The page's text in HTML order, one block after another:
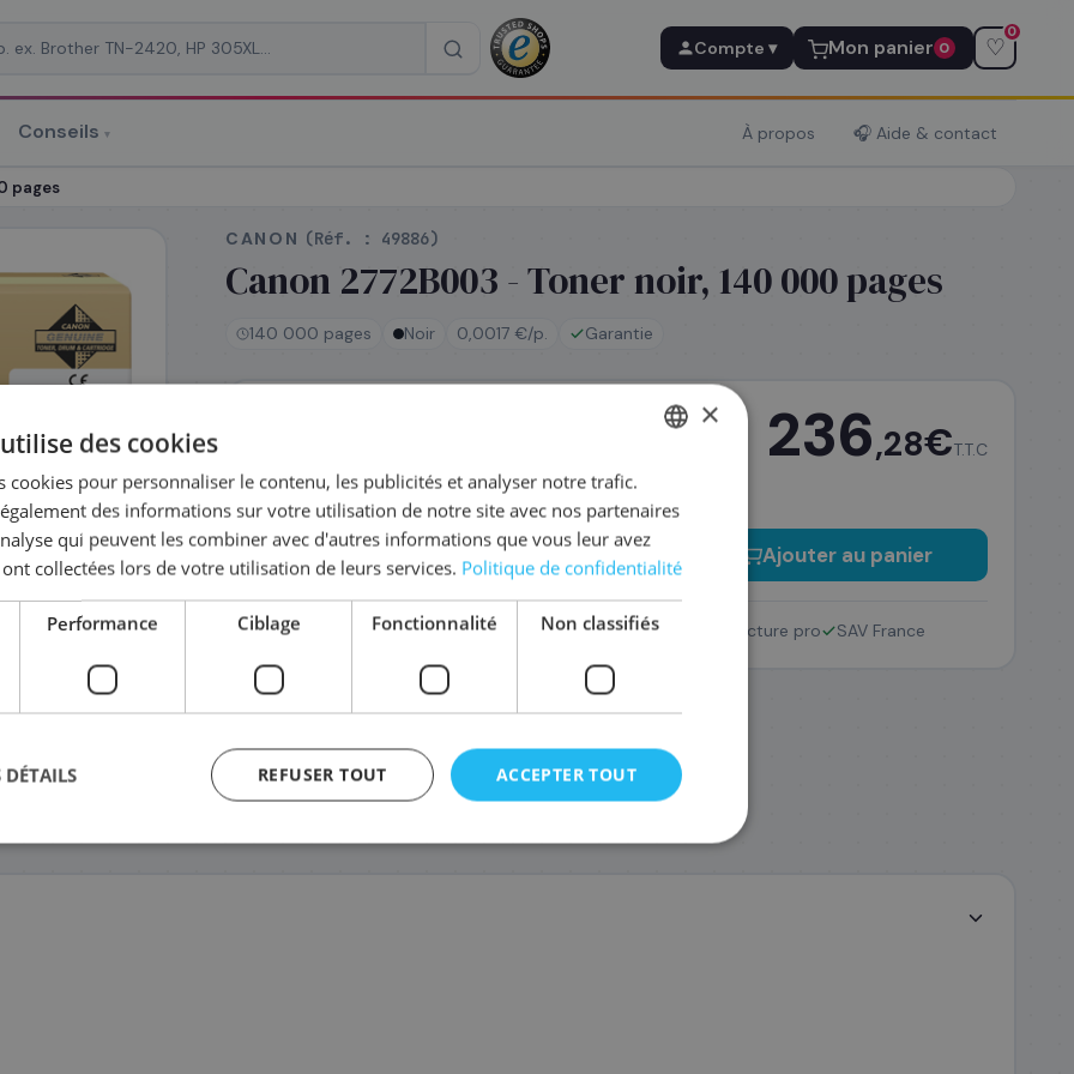
Compte ▾ Mon panier 0 ♡
0
Conseils ▾ À propos 🎧 Aide & contact
pages
2520i,
8 autres)
CANON (Réf. : 49886)
Canon 2772B003 - Toner noir, 140 000 pages
140 000 pages Noir 0,0017 €/p. Garantie
commandez avant 14h
Coût par impression :0,0017€
236,28€T.T.C
− + Ajouter au panier
Retour 14 jours Facture pro SAV France
*
ENGLISH
×
des cookies
cookies pour personnaliser le contenu, les publicités et analyser notre trafic.
des informations sur votre utilisation de notre site avec nos partenaires
qui peuvent les combiner avec d'autres informations que vous leur avez
collectées lors de votre utilisation de leurs services. Politique de confidentialité
Performance Ciblage Fonctionnalité Non classifiés
ACCEPTER TOUT
REFUSER TOUT
DÉTAILS